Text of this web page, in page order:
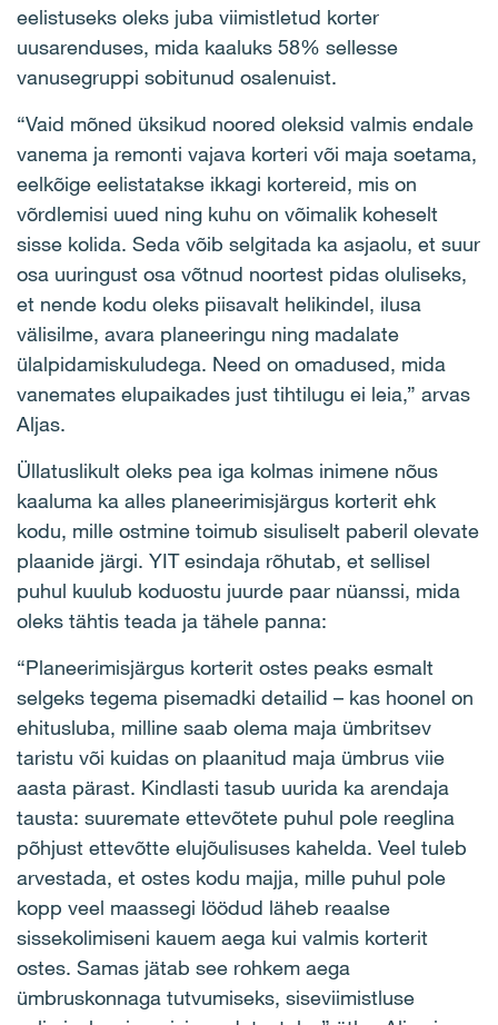
eelistuseks oleks juba viimistletud korter
uusarenduses, mida kaaluks 58% sellesse
vanusegruppi sobitunud osalenuist.
“Vaid mõned üksikud noored oleksid valmis endale
vanema ja remonti vajava korteri või maja soetama,
eelkõige eelistatakse ikkagi kortereid, mis on
võrdlemisi uued ning kuhu on võimalik koheselt
sisse kolida. Seda võib selgitada ka asjaolu, et suur
osa uuringust osa võtnud noortest pidas oluliseks,
et nende kodu oleks piisavalt helikindel, ilusa
välisilme, avara planeeringu ning madalate
ülalpidamiskuludega. Need on omadused, mida
vanemates elupaikades just tihtilugu ei leia,” arvas
Aljas.
Üllatuslikult oleks pea iga kolmas inimene nõus
kaaluma ka alles planeerimisjärgus korterit ehk
kodu, mille ostmine toimub sisuliselt paberil olevate
plaanide järgi. YIT esindaja rõhutab, et sellisel
puhul kuulub koduostu juurde paar nüanssi, mida
oleks tähtis teada ja tähele panna:
“Planeerimisjärgus korterit ostes peaks esmalt
selgeks tegema pisemadki detailid – kas hoonel on
ehitusluba, milline saab olema maja ümbritsev
taristu või kuidas on plaanitud maja ümbrus viie
aasta pärast. Kindlasti tasub uurida ka arendaja
tausta: suuremate ettevõtete puhul pole reeglina
põhjust ettevõtte elujõulisuses kahelda. Veel tuleb
arvestada, et ostes kodu majja, mille puhul pole
kopp veel maassegi löödud läheb reaalse
sissekolimiseni kauem aega kui valmis korterit
ostes. Samas jätab see rohkem aega
ümbruskonnaga tutvumiseks, siseviimistluse